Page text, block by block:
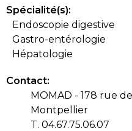
Spécialité(s):
Endoscopie digestive
Gastro-entérologie
Hépatologie
Contact:
MOMAD - 178 rue
Montpellier
T. 04.67.75.06.07